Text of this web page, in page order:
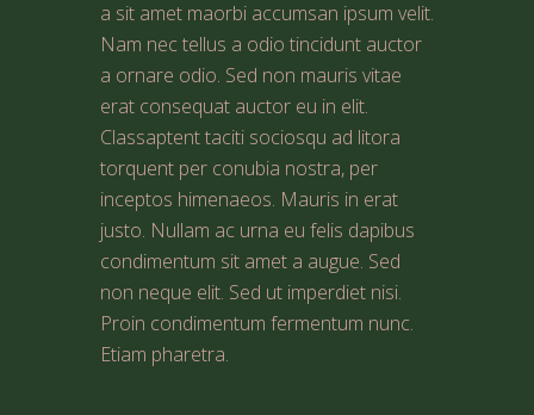
a sit amet maorbi accumsan ipsum velit.
Nam nec tellus a odio tincidunt auctor
a ornare odio. Sed non mauris vitae
erat consequat auctor eu in elit.
Classaptent taciti sociosqu ad litora
torquent per conubia nostra, per
inceptos himenaeos. Mauris in erat
justo. Nullam ac urna eu felis dapibus
condimentum sit amet a augue. Sed
non neque elit. Sed ut imperdiet nisi.
Proin condimentum fermentum nunc.
Etiam pharetra.